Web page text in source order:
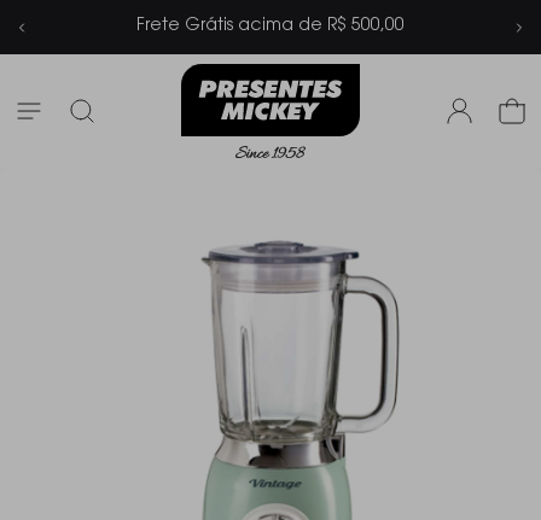
Parcelamento em até 6x sem